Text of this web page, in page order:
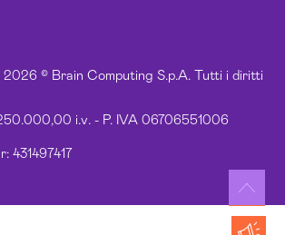
© Brain Computing S.p.A. Tutti i diritti
i.v. - P. IVA 06706551006
431497417